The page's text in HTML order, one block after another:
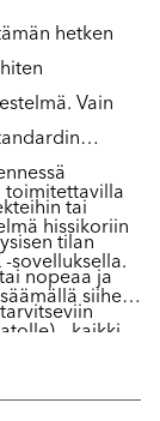
hetken
Vain
tai
tilan
nopeaa ja
toimitettavilla
hissikoriin
sovelluksella.
siihen
– kaikki